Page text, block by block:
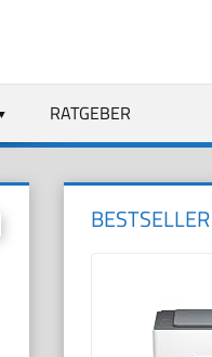
RATGEBER
BESTSELLER